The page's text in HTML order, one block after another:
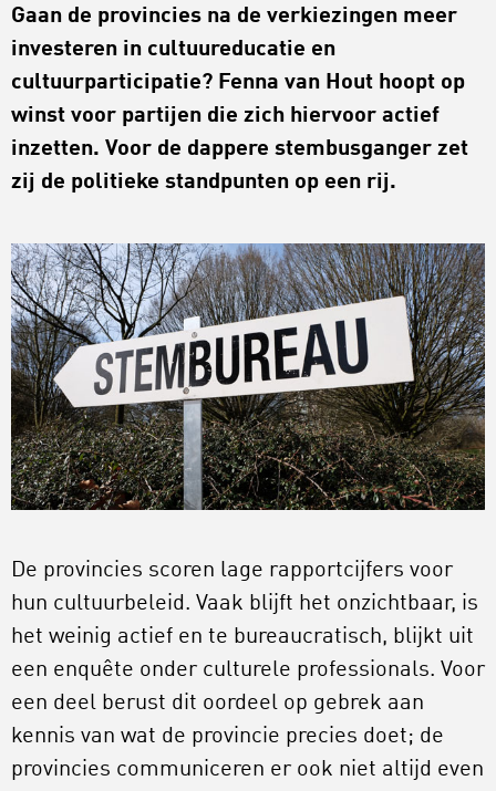
Gaan de provincies na de verkiezingen meer
investeren in cultuureducatie en
cultuurparticipatie? Fenna van Hout hoopt op
winst voor partijen die zich hiervoor actief
inzetten. Voor de dappere stembusganger zet
zij de politieke standpunten op een rij.
De provincies scoren lage rapportcijfers voor
hun cultuurbeleid. Vaak blijft het onzichtbaar, is
het weinig actief en te bureaucratisch, blijkt uit
een enquête onder culturele professionals. Voor
een deel berust dit oordeel op gebrek aan
kennis van wat de provincie precies doet; de
provincies communiceren er ook niet altijd even